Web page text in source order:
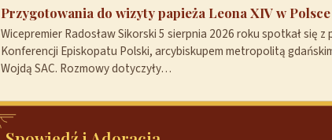
Przygotowania do wizyty papieża Leona XIV w Polsce
Wicepremier Radosław Sikorski 5 sierpnia 2026 roku spotkał się z
Konferencji Episkopatu Polski, arcybiskupem metropolitą
Wojdą SAC. Rozmowy dotyczyły…